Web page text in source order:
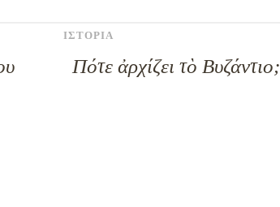
ΙΣΤΟΡΙΑ
Πότε ἀρχίζει τὸ Βυζάντιο;